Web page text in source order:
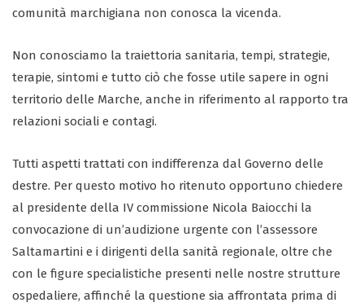
comunità marchigiana non conosca la vicenda.
Non conosciamo la traiettoria sanitaria, tempi, strategie,
terapie, sintomi e tutto ciò che fosse utile sapere in ogni
territorio delle Marche, anche in riferimento al rapporto tra
relazioni sociali e contagi.
Tutti aspetti trattati con indifferenza dal Governo delle
destre. Per questo motivo ho ritenuto opportuno chiedere
al presidente della IV commissione Nicola Baiocchi la
convocazione di un’audizione urgente con l’assessore
Saltamartini e i dirigenti della sanità regionale, oltre che
con le figure specialistiche presenti nelle nostre strutture
ospedaliere, affinché la questione sia affrontata prima di